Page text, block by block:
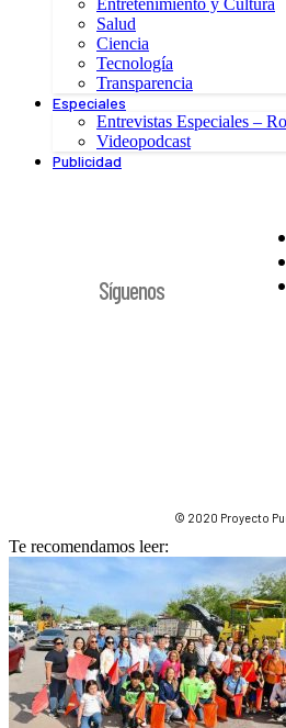
Entretenimiento y Cultura
Salud
Ciencia
Tecnología
Transparencia
Especiales
Entrevistas Especiales –
Videopodcast
Publicidad
Síguenos
© 2020 Proyecto
Te recomendamos leer: